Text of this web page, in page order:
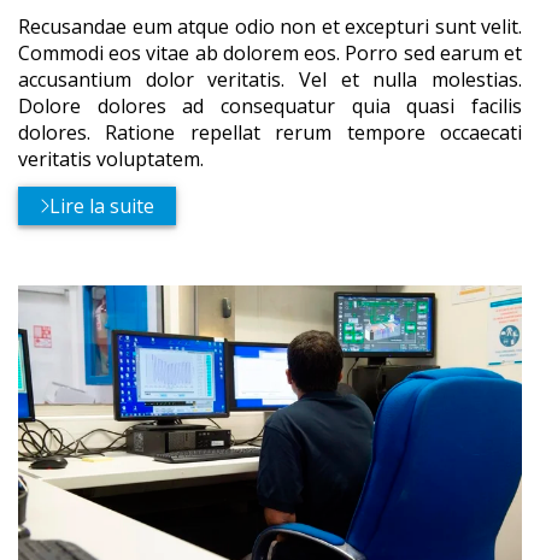
Recusandae eum atque odio non et excepturi sunt velit.
Commodi eos vitae ab dolorem eos. Porro sed earum et
accusantium dolor veritatis. Vel et nulla molestias.
Dolore dolores ad consequatur quia quasi facilis
dolores. Ratione repellat rerum tempore occaecati
veritatis voluptatem.
Lire la suite